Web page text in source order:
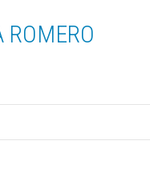
ROMERO